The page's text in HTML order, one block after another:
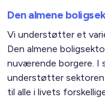
Den almene
Vi understøtter et
Den almene
nuværende borgere. I
understøtter sektoren
til alle i livets